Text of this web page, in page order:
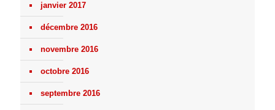
janvier 2017
décembre 2016
novembre 2016
octobre 2016
septembre 2016